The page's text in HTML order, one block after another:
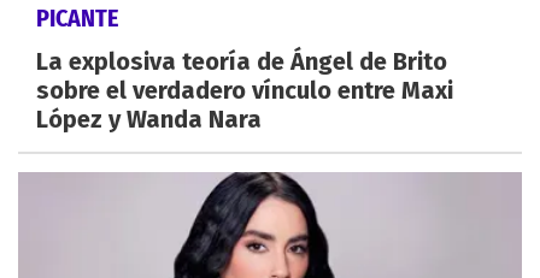
PICANTE
La explosiva teoría de Ángel de Brito
sobre el verdadero vínculo entre Maxi
López y Wanda Nara